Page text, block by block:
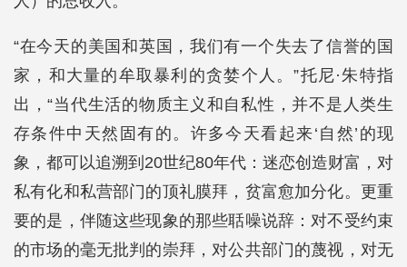
“在今天的美国和英国，我们有一个失去了信誉的国
家，和大量的牟取暴利的贪婪个人。”托尼·朱特指
出，“当代生活的物质主义和自私性，并不是人类生
存条件中天然固有的。许多今天看起来‘自然’的现
象，都可以追溯到20世纪80年代：迷恋创造财富，对
私有化和私营部门的顶礼膜拜，贫富愈加分化。更重
要的是，伴随这些现象的那些聒噪说辞：对不受约束
的市场的毫无批判的崇拜，对公共部门的蔑视，对无